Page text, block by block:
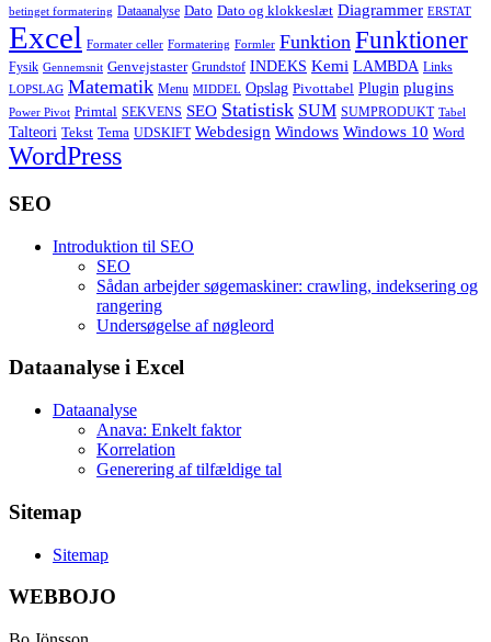
betinget formatering Dataanalyse Dato Dato og klokkeslæt Diagrammer ERSTAT
Excel Formater celler Formatering Formler Funktion Funktioner
Fysik Gennemsnit Genvejstaster Grundstof INDEKS Kemi LAMBDA Links
LOPSLAG Matematik Menu MIDDEL Opslag Pivottabel Plugin plugins
Power Pivot Primtal SEKVENS SEO Statistisk SUM SUMPRODUKT Tabel
Talteori Tekst Tema UDSKIFT Webdesign Windows Windows 10 Word
WordPress
SEO
Introduktion til SEO
SEO
Sådan arbejder søgemaskiner: crawling, indeksering og
rangering
Undersøgelse af nøgleord
Dataanalyse i Excel
Dataanalyse
Anava: Enkelt faktor
Korrelation
Generering af tilfældige tal
Sitemap
Sitemap
WEBBOJO